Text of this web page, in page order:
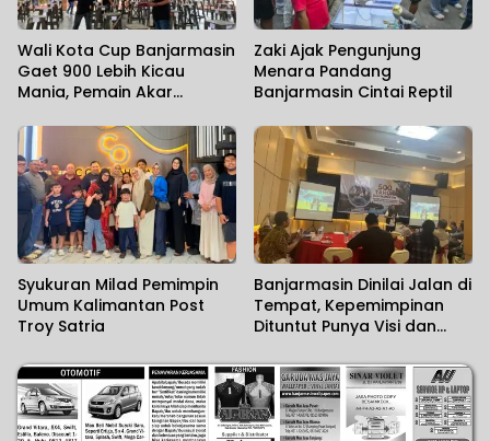
Wali Kota Cup Banjarmasin
Gaet 900 Lebih Kicau
Mania, Pemain Akar
Zaki Ajak Pengunjung
Menara Pandang
Banjarmasin Cintai Reptil
Syukuran Milad Pemimpin
Umum Kalimantan Post
Troy Satria
Banjarmasin Dinilai Jalan di
Tempat, Kepemimpinan
Dituntut Punya Visi dan